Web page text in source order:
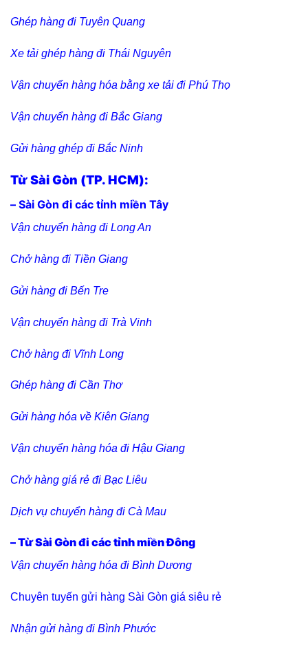
Ghép hàng đi Tuyên Quang
Xe tải ghép hàng đi Thái Nguyên
Vận chuyển hàng hóa bằng xe tải đi Phú Thọ
Vận chuyển hàng đi Bắc Giang
Gửi hàng ghép đi Bắc Ninh
Từ Sài Gòn (TP. HCM):
– Sài Gòn đi các tỉnh miền Tây
Vận chuyển hàng đi Long An
Chở hàng đi Tiền Giang
Gửi hàng đi Bến Tre
Vận chuyển hàng đi Trà Vinh
Chở hàng đi Vĩnh Long
Ghép hàng đi Cần Thơ
Gửi hàng hóa về Kiên Giang
Vận chuyển hàng hóa đi Hậu Giang
Chở hàng giá rẻ đi Bạc Liêu
Dịch vụ chuyển hàng đi Cà Mau
– Từ Sài Gòn đi các tỉnh miền Đông
Vận chuyển hàng hóa đi Bình Dương
Chuyên tuyến gửi hàng Sài Gòn giá siêu rẻ
Nhận gửi hàng đi Bình Phước